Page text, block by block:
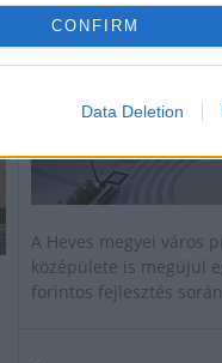
CONFIRM
Data Deletion
A Heves megyei város
középülete is megújul
forintos fejlesztés